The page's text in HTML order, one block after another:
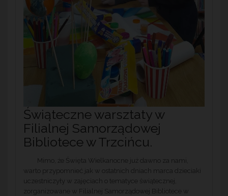
Świąteczne warsztaty w
Filialnej Samorządowej
Bibliotece w Trzcińcu.
Mimo, że Święta Wielkanocne już dawno za nami,
warto przypomnieć jak w ostatnich dniach marca dzieciaki
uczestniczyły w zajęciach o tematyce świątecznej,
zorganizowane w Filialnej Samorządowej Bibliotece w